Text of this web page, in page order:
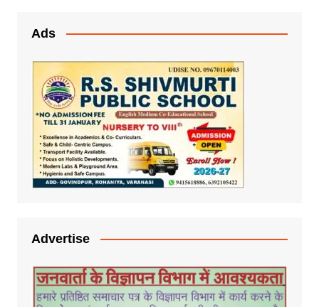
Ads
Advertise